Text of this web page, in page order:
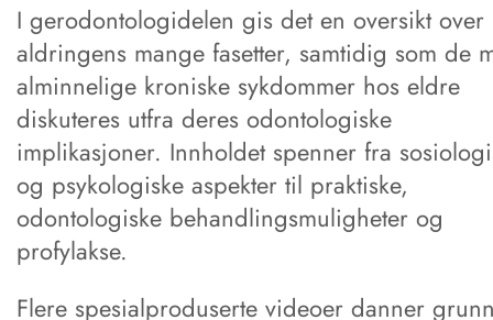
I gerodontologidelen gis det en oversikt over
aldringens mange fasetter, samtidig som de
alminnelige kroniske sykdommer hos eldre
diskuteres utfra deres odontologiske
implikasjoner. Innholdet spenner fra
og psykologiske aspekter til praktiske,
odontologiske behandlingsmuligheter og
profylakse.
Flere spesialproduserte videoer danner